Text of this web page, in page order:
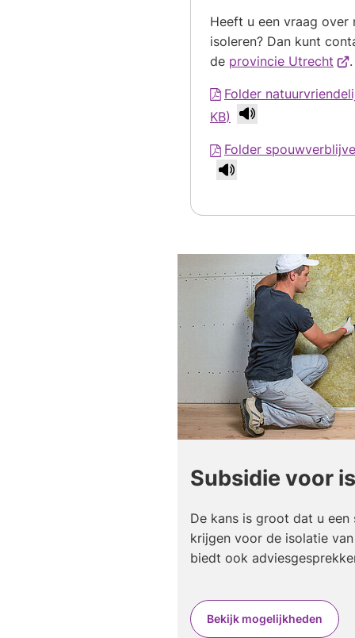
Heeft u een vraag over
isoleren? Dan kunt
de provincie Utrecht
een
.
Folder
KB)
Folder
Subsidie voor
De kans is groot dat u
krijgen voor de isolatie
biedt ook
Bekijk mogelijkheden